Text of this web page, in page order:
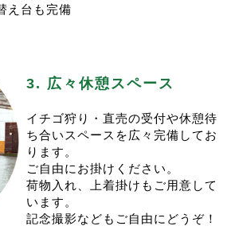
ちらにＵＰしますので、もう少々お待ちくだ
を心よりお待ちしております。
の予約に関して>
イチゴ狩りは1/4(土)スタート予定です。
間前のAM0:00から”の予約開始となりま
も実り状況を見て受入人数を増やします。
ければ、催行日の2日前のAM9:00頃から予
て受入人数を追加しますので、そちらもお
終了することが多いです。
イチゴとともに販売を開始いたします。
しくお願い致します。
09:50
ウイークの営業に関して＞
イーク期間の営業は、通常通りの営業とい
)(木)(土)(日)です。
も通常通り行います。
ち申し上げております。
12:26
営業はお休みいたします>
え台も完備
3. 広々休憩スペース
イチゴ狩り・直売の受付や休憩待
ち合いスペースを広々完備してお
ります。
ご自由にお掛けください。
荷物入れ、上着掛けもご用意して
います。
記念撮影などもご自由にどうぞ！